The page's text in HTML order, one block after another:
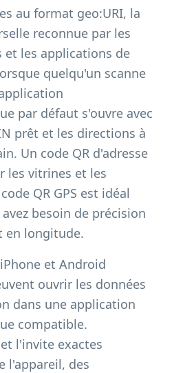
au format geo:URI, la
reconnue par les
et les applications de
quelqu'un scanne
par défaut s'ouvre avec
prêt et les directions à
Un code QR d'adresse
les vitrines et les
QR GPS est idéal
besoin de précision
en longitude.
et Android
ouvrir les données
dans une application
compatible.
l'invite exactes
l'appareil, des